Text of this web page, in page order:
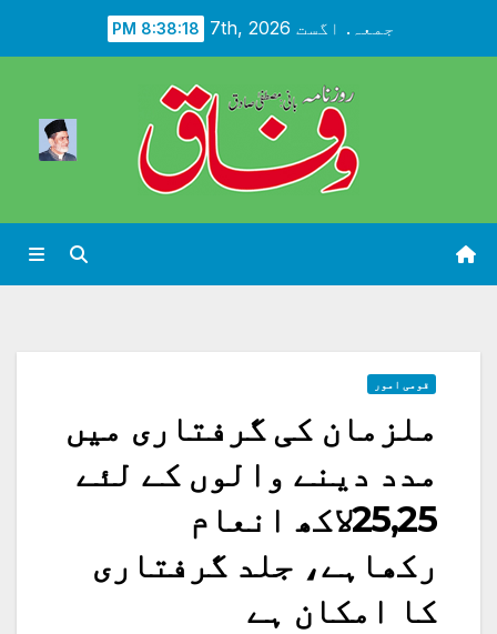
جمعہ. اگست 7th, 2026 8:38:20 PM
قومی امور
ملزمان کی گرفتاری میں
مدد دینے والوں کے لئے
25,25لاکھ انعام
رکھاہے، جلد گرفتاری
کا امکان ہے